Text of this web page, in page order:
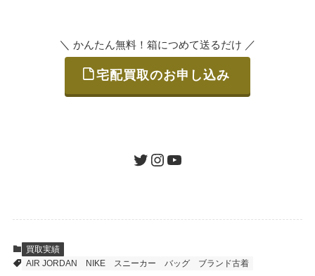
ご発送
地図を見る
＼ かんたん無料！箱につめて送るだけ ／
宅配買取のお申し込み
ツイッターインスタグラムユーチューブ
買取実績
AIR JORDAN
NIKE スニーカー バッグ ブランド古着